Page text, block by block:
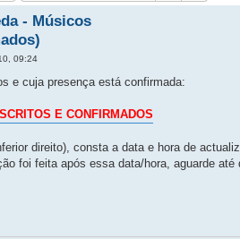
- Músicos
09:24
e cuja presença está confirmada:
E CONFIRMADOS
direito), consta a data e hora de
foi feita após essa data/hora, aguarde até